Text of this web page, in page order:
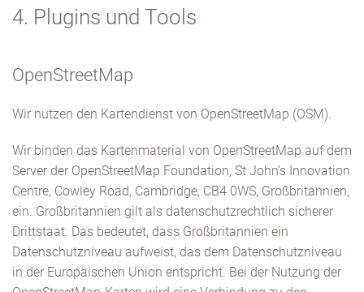
4. Plugins und Tools
OpenStreetMap
Wir nutzen den Kartendienst von OpenStreetMap (OSM).
Wir binden das Kartenmaterial von OpenStreetMap auf dem
Server der OpenStreetMap Foundation, St John’s Innovation
Centre, Cowley Road, Cambridge, CB4 0WS, Großbritannien,
ein. Großbritannien gilt als datenschutzrechtlich sicherer
Drittstaat. Das bedeutet, dass Großbritannien ein
Datenschutzniveau aufweist, das dem Datenschutzniveau
in der Europäischen Union entspricht. Bei der Nutzung der